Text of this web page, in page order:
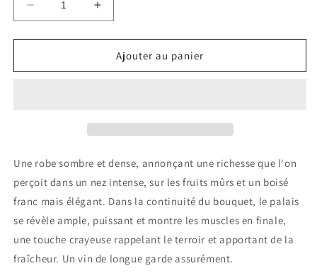
Réduire
la
quantité
CHATEAU
Magnum
Ltr
Augmenter
la
quantité
CHATEAU
Magnum
Ltr
Ajouter au panier
Une robe sombre et dense, annonçant une richesse que l'on
perçoit dans un nez intense, sur les fruits mûrs et un boisé
franc mais élégant. Dans la continuité du bouquet, le palais
se révèle ample, puissant et montre les muscles en finale,
une touche crayeuse rappelant le terroir et apportant de la
fraîcheur. Un vin de longue garde assurément.